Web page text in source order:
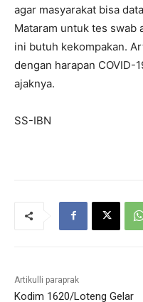
agar masyarakat bisa
Mataram untuk tes swab
ini butuh kekompakan.
dengan harapan COVID-
ajaknya.
SS-IBN
Artikulli paraprak
Kodim 1620/Loteng Gelar